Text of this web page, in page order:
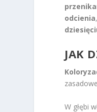
odcienia
JAK
W głębi